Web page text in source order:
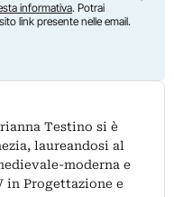
informativa. Potrai
link presente nelle email.
Testino si è
laureandosi al
moderna e
in Progettazione e